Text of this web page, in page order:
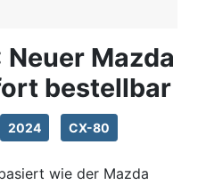
Mazda
bestellbar
2024 CX-80
wie der Mazda